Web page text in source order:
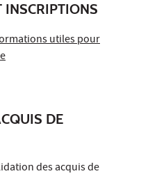
INSCRIPTIONS
utiles pour
DE
des acquis de